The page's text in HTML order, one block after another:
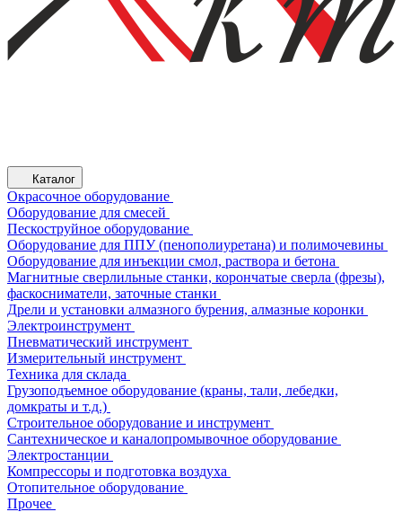
Каталог
Окрасочное оборудование
Оборудование для смесей
Пескоструйное оборудование
Оборудование для ППУ (пенополиуретана) и полимочевины
Оборудование для инъекции смол, раствора и бетона
Магнитные сверлильные станки, корончатые сверла (фрезы),
фаскосниматели, заточные станки
Дрели и установки алмазного бурения, алмазные коронки
Электроинструмент
Пневматический инструмент
Измерительный инструмент
Техника для склада
Грузоподъемное оборудование (краны, тали, лебедки,
домкраты и т.д.)
Строительное оборудование и инструмент
Сантехническое и каналопромывочное оборудование
Электростанции
Компрессоры и подготовка воздуха
Отопительное оборудование
Прочее